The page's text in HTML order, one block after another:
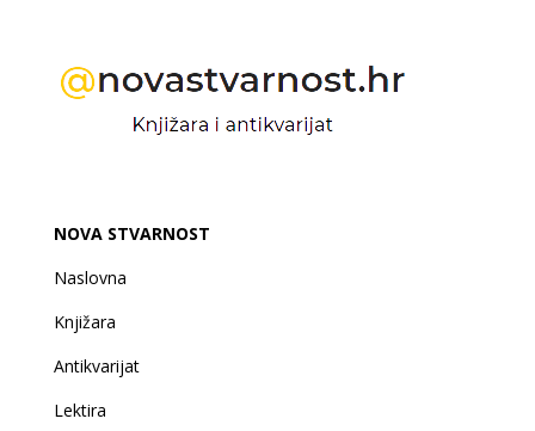
NOVA STVARNOST
Naslovna
Knjižara
Antikvarijat
Lektira